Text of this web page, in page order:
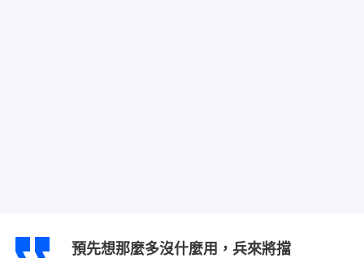
預先想那麼多沒什麼用，兵來將擋